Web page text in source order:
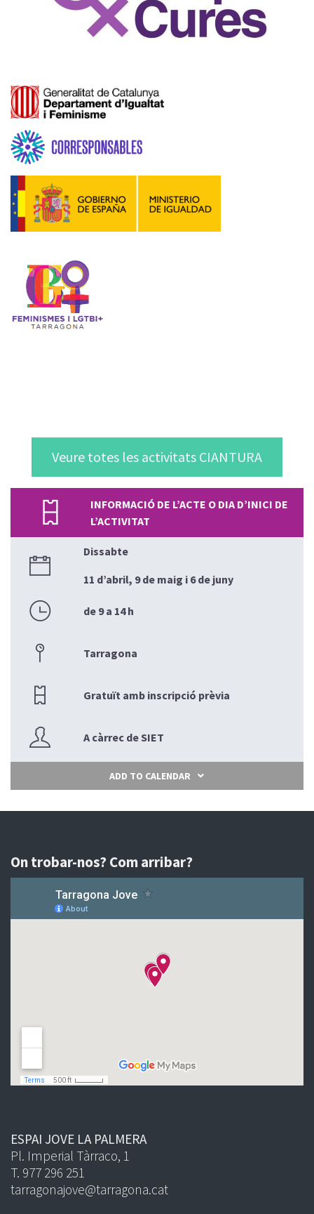
Veure totes les activitats CIANTURA
INFORMACIÓ DE L’ACTE O DIA D’INICI DE
L’ACTIVITAT
Dissabte
11 d’abril, 9 de maig i 6 de juny
de 9 a 14 h
Tarragona
Gratuït amb inscripció prèvia
A càrrec de SIET
ADD TO CALENDAR
On trobar-nos? Com arribar?
ESPAI JOVE LA PALMERA
Pl. Imperial Tàrraco, 1
T. 977 296 251
tarragonajove@tarragona.cat